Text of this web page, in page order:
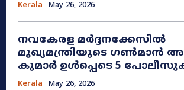
Kerala May 26, 2026
നവകേരള മർദ്ദനക്കേസിൽ
മുഖ്യമന്ത്രിയുടെ ഗൺമാൻ
കുമാർ ഉൾപ്പെടെ 5
Kerala May 26, 2026